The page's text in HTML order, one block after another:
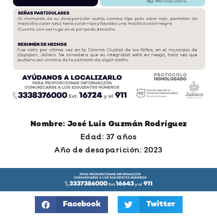
Nombre: José Luis Guzmán Rodríguez
Edad: 37 años
Año de desaparición: 2023
Facebook Twitter